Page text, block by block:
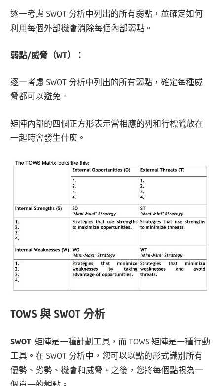
逐一考慮 SWOT 分析中列出的所有弱點，並確定如何
利用每個外部機會消除每個內部弱點。
弱點/威脅（WT）：
逐一考慮 SWOT 分析中列出的所有弱點，確定每種威
脅都可以避免。
矩陣內部的四個正方形表示當相應的列和行標籤放在
一起時會發生什麼。
TOWS 與 SWOT 分析
SWOT 矩陣是一種計劃工具，而 TOWS 矩陣是一種行動
工具。在 SWOT 分析中，您可以以點的形式識別所有
優勢、劣勢、機會和威脅。之後，您將每個點視為一